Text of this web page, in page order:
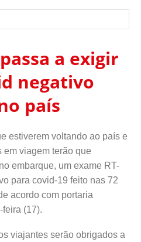
a exigir
negativo
país
estiverem voltando ao país e
em viagem terão que
embarque, um exame RT-
para covid-19 feito nas 72
acordo com portaria
(17).
viajantes serão obrigados a